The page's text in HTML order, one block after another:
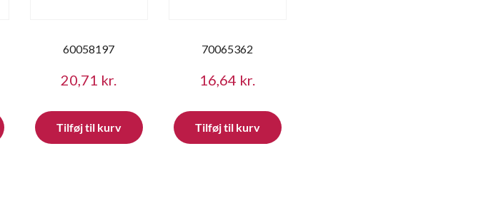
60058197
20,71 kr.
Tilføj til kurv
70065362
16,64 kr.
Tilføj til kurv